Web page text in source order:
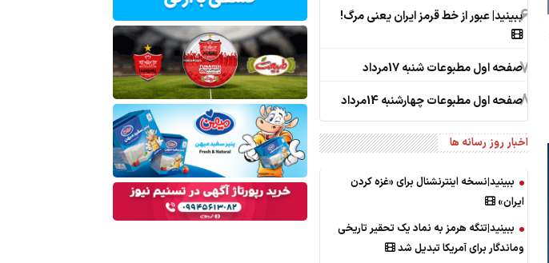
6ببینید| عبور از خط قرمز ایران یعنی مرگ!
7صفحه اول مطبوعات شنبه 17مرداد
8صفحه اول مطبوعات چهارشنبه 14مرداد
اخبار روز رسانه ها
ببینید|نسخه اینترنشنال برای «غزه کردن
ایران»
ببینید|تنگه هرمز به نماد یک تحقیر تاریخی
وماندگار برای آمریکا تبدیل شد